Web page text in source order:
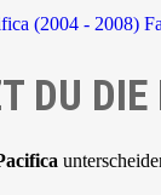
(2004 - 2008)
DU